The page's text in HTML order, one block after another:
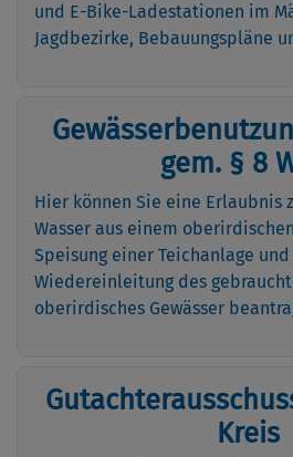
und E-Bike-Ladestationen im
Jagdbezirke, Bebauungspläne
gem. § 8
Hier können Sie eine Erlaubnis
Wasser aus einem
Speisung einer Teichanlage
Wiedereinleitung des
oberirdisches Gewässer
Kreis